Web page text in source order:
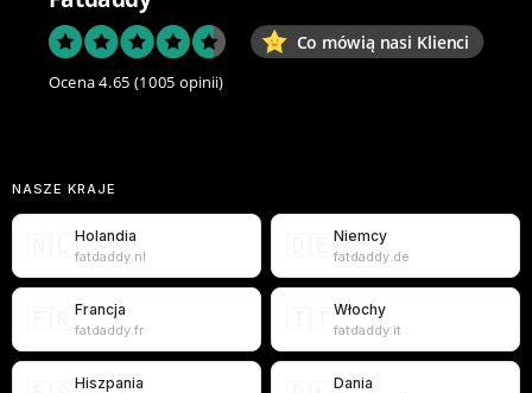
Co mówią nasi Klienci
Ocena 4.65 (1005 opinii)
NASZE KRAJE
Holandia
fatdaddy.nl
Niemcy
fatdaddy.de
Francja
fatdaddy.fr
Włochy
fatdaddy.it
Hiszpania Dania